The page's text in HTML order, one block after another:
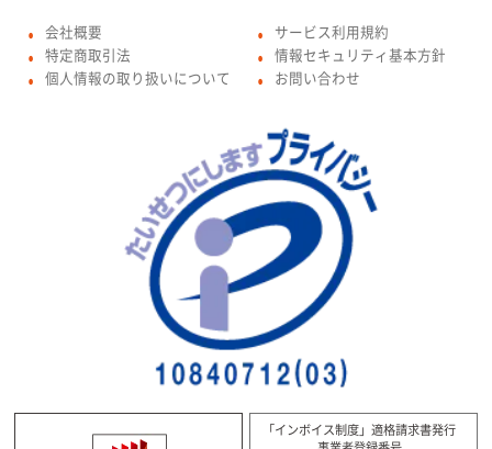
● 会社概要
● 特定商取引法
● 個人情報の取り扱いについて
● サービス利用規約
● 情報セキュリティ基本方針
● お問い合わせ
「インボイス制度」適格請求書発行